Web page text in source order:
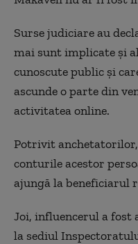
Surse judiciare au
mai sunt implicate şi
cunoscute public şi
ascunde o parte din
activitatea online.
Potrivit
conturile acestor
ajungă la beneficiarul
Joi, influencerul a
la sediul